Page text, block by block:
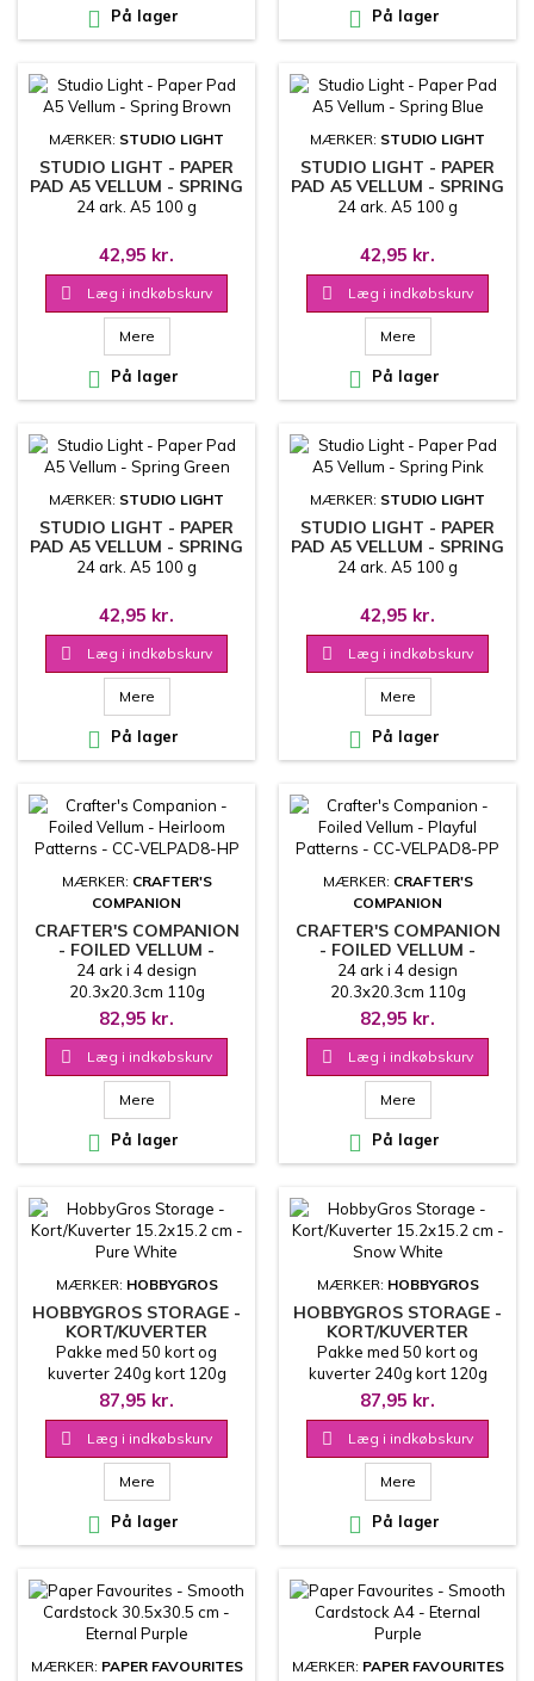
 På lager  På lager
MÆRKER: STUDIO LIGHT
STUDIO LIGHT - PAPER
PAD A5 VELLUM - SPRING
BROWN
24 ark. A5 100 g
42,95 kr.
 Læg i indkøbskurv
Mere
 På lager
MÆRKER: STUDIO LIGHT
STUDIO LIGHT - PAPER
PAD A5 VELLUM - SPRING
BLUE
24 ark. A5 100 g
42,95 kr.
 Læg i indkøbskurv
Mere
 På lager
MÆRKER: STUDIO LIGHT
STUDIO LIGHT - PAPER
PAD A5 VELLUM - SPRING
GREEN
24 ark. A5 100 g
42,95 kr.
 Læg i indkøbskurv
Mere
 På lager
MÆRKER: STUDIO LIGHT
STUDIO LIGHT - PAPER
PAD A5 VELLUM - SPRING
PINK
24 ark. A5 100 g
42,95 kr.
 Læg i indkøbskurv
Mere
 På lager
MÆRKER: CRAFTER'S
COMPANION
CRAFTER'S COMPANION
- FOILED VELLUM -
HEIRLOOM PATTERNS -
CC-VELPAD8-HP
24 ark i 4 design
20.3x20.3cm 110g
82,95 kr.
 Læg i indkøbskurv
Mere
 På lager
MÆRKER: CRAFTER'S
COMPANION
CRAFTER'S COMPANION
- FOILED VELLUM -
PLAYFUL PATTERNS - CC-
VELPAD8-PP
24 ark i 4 design
20.3x20.3cm 110g
82,95 kr.
 Læg i indkøbskurv
Mere
 På lager
MÆRKER: HOBBYGROS
HOBBYGROS STORAGE -
KORT/KUVERTER
15.2X15.2 CM - PURE
WHITE
Pakke med 50 kort og
kuverter 240g kort 120g
kuvert
87,95 kr.
 Læg i indkøbskurv
Mere
 På lager
MÆRKER: HOBBYGROS
HOBBYGROS STORAGE -
KORT/KUVERTER
15.2X15.2 CM - SNOW
WHITE
Pakke med 50 kort og
kuverter 240g kort 120g
kuvert
87,95 kr.
 Læg i indkøbskurv
Mere
 På lager
MÆRKER: PAPER FAVOURITES MÆRKER: PAPER FAVOURITES